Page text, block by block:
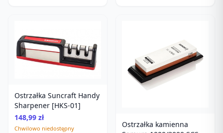
Ostrzałka Suncraft Handy
Sharpener [HKS-01]
148,99 zł
Chwilowo niedostępny
Ostrzałka kamienna